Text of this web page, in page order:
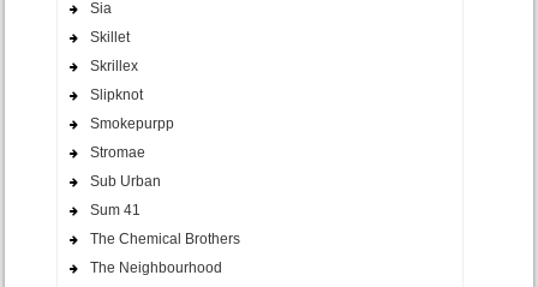
Sia
Skillet
Skrillex
Slipknot
Smokepurpp
Stromae
Sub Urban
Sum 41
The Chemical Brothers
The Neighbourhood